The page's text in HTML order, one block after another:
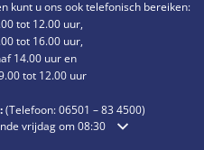
kunt u ons ook telefonisch bereiken:
tot 12.00 uur,
tot 16.00 uur,
14.00 uur en
tot 12.00 uur
(Telefoon:06501 – 834500)
sluitingstijden te verbergen
vrijdag om 08:30